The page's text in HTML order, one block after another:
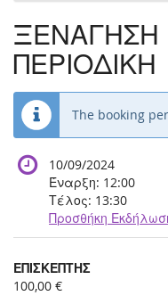
ΞΕΝΑΓΗΣΗ
ΠΕΡΙΟΔΙΚΗ
The booking
10/09/2024
Έναρξη: 12:00
Τέλος: 13:30
Προσθήκη
Προϊόντα
Uncategorized
ΕΠΙΣΚΕΠΤΗΣ
100,00 €